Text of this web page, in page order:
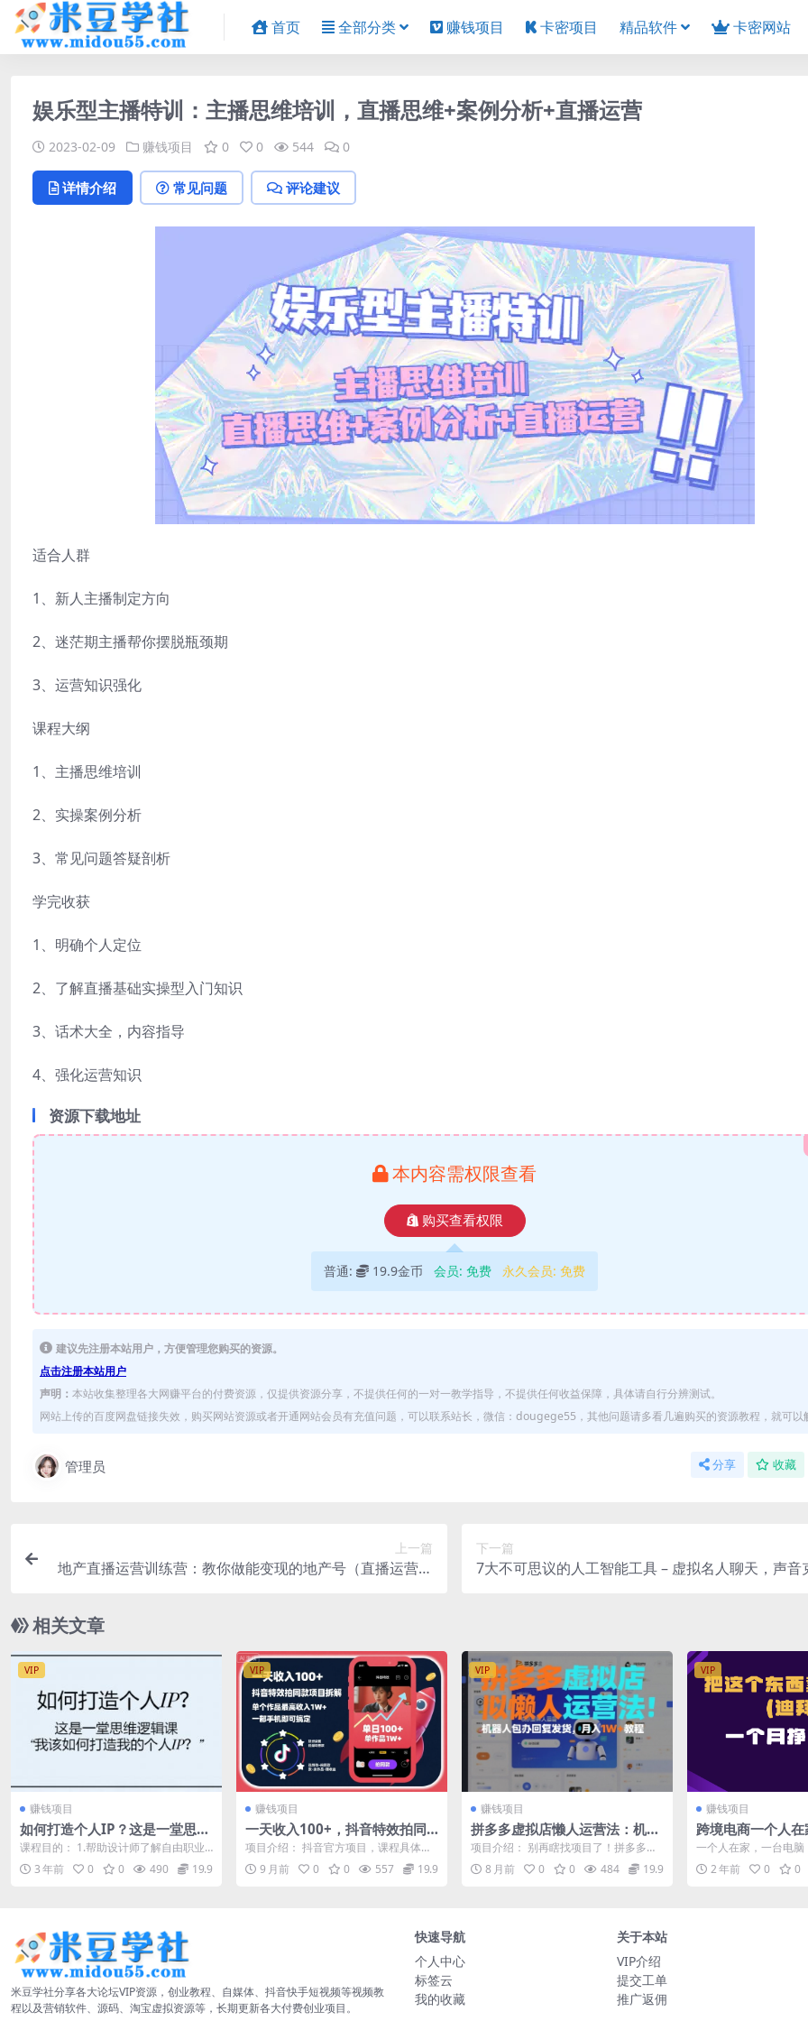
首页 全部分类 赚钱项目 卡密项目 精品软件 卡密网站
娱乐型主播特训：主播思维培训，直播思维+案例分析+直播运营
2023-02-09 赚钱项目 0 0 544 0
详情介绍 常见问题 评论建议
适合人群
1、新人主播制定方向
2、迷茫期主播帮你摆脱瓶颈期
3、运营知识强化
课程大纲
1、主播思维培训
2、实操案例分析
3、常见问题答疑剖析
学完收获
1、明确个人定位
2、了解直播基础实操型入门知识
3、话术大全，内容指导
4、强化运营知识
资源下载地址
本内容需权限查看
购买查看权限
普通: 19.9金币 会员: 免费 永久会员: 免费
建议先注册本站用户，方便管理您购买的资源。
点击注册本站用户
声明： 本站收集整理各大网赚平台的付费资源，仅提供资源分享，不提供任何的一对一教学指导，不提供任何收益保障，具体请自行分辨测试。
网站上传的百度网盘链接失效，购买网站资源或者开通网站会员有充值问题，可以联系站长，微信：dougege55，其他问题请多看几遍购买的资源教程，就可以
管理员 分享 收藏
上一篇
地产直播运营训练营：教你做能变现的地产号（直播运营实
下一篇
7大不可思议的人工智能工具 – 虚拟名人聊天，声音
相关文章
VIP
赚钱项目
如何打造个人IP？这是一堂思维
逻辑课“我该如何打造我的个人I
P？”
课程目的： 1.帮助设计师了解自由职业
个体户的利弊 2.了解个人IP知识产权相
关...3 年前 0 0 490 19.9
VIP
赚钱项目
一天收入100+，抖音特效拍同
款项目拆解，单个作品最高收入
1W+，一部手机即可搞定
项目介绍： 抖音官方项目，课程具体讲
解涨粉以及怎么去拍视频，抽象的很
好。不露脸，...
9 月前 0 0 557 19.9
VIP
赚钱项目
拼多多虚拟店懒人运营法：机器
人包办回复发货，月入1W+教程
项目介绍： 别再瞎找项目了！拼多多虚
拟店懒人运营法：机器人包办回复发
货，月入1-...
8 月前 0 0 484 19.9
VIP
赚钱项目
跨境电商一个人
拜，暴力项目拆解
一个人在家，一台电
到迪拜 无需垫资，无
门教程 新...
2 年前 0 0
米豆学社分享各大论坛VIP资源，创业教程、自媒体、抖音快手短视频等视频教
程以及营销软件、源码、淘宝虚拟资源等，长期更新各大付费创业项目。
快速导航
个人中心
标签云
我的收藏
关于本站
VIP介绍
提交工单
推广返佣